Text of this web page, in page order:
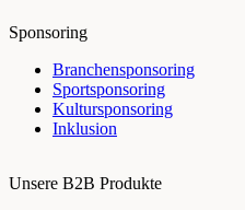
Sponsoring
Branchensponsoring
Sportsponsoring
Kultursponsoring
Inklusion
Unsere B2B Produkte